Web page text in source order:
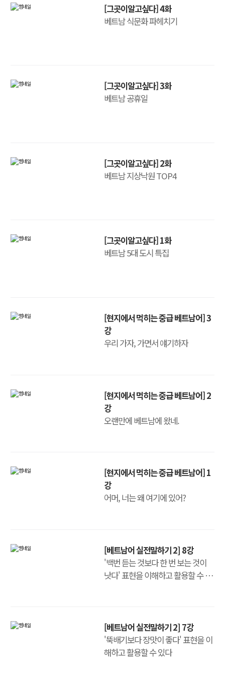
[그곳이알고싶다] 4화
베트남 식문화 파헤치기
[그곳이알고싶다] 3화
베트남 공휴일
[그곳이알고싶다] 2화
베트남 지상낙원 TOP4
[그곳이알고싶다] 1화
베트남 5대 도시 특집
[현지에서 먹히는 중급 베트남어] 3
강
우리 가자, 가면서 얘기하자
[현지에서 먹히는 중급 베트남어] 2
강
오랜만에 베트남에 왔네.
[현지에서 먹히는 중급 베트남어] 1
강
어머, 너는 왜 여기에 있어?
[베트남어 실전말하기 2] 8강
'백번 듣는 것보다 한 번 보는 것이
낫다' 표현을 이해하고 활용할 수 있
[베트남어 실전말하기 2] 7강
'뚝배기보다 장맛이 좋다' 표현을 이
해하고 활용할 수 있다